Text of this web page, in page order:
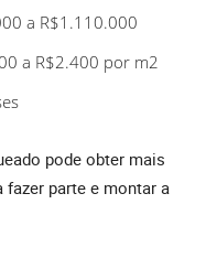
a R$1.110.000
a R$2.400 por m2
pode obter mais
parte e montar a